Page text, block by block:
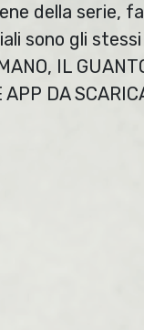
della serie,
sono gli
IL
APP DA